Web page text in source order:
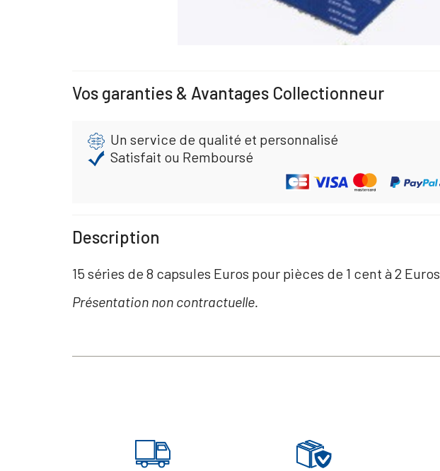
Vos garanties & Avantages Collectionneur
Un service de qualité et personnalisé
Satisfait ou Remboursé
Description
15 séries de 8 capsules Euros pour pièces de 1 cent à 2 Euros
Présentation non contractuelle.